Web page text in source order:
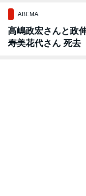
ABEMA
高嶋政宏さんと政
寿美花代さん 死去